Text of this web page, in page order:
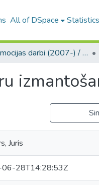
All of DSpace Statistics
Promocijas darbi (2007-) / Theses PhD
Juris
28T14:28:53Z